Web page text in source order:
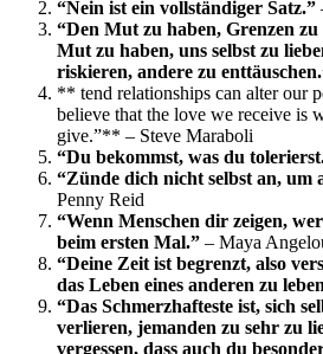
“Nein ist ein vollständiger Satz.”
“Den Mut zu haben, Grenzen zu
Mut zu haben, uns selbst zu
riskieren, andere zu
** tend relationships can alter our
believe that the love we receive is
give.”** – Steve Maraboli
“Du bekommst, was du
“Zünde dich nicht selbst an, um
Penny Reid
“Wenn Menschen dir zeigen,
beim ersten Mal.” – Maya
“Deine Zeit ist begrenzt, also
das Leben eines anderen zu
“Das Schmerzhafteste ist, sich
verlieren, jemanden zu sehr zu
vergessen, dass auch du